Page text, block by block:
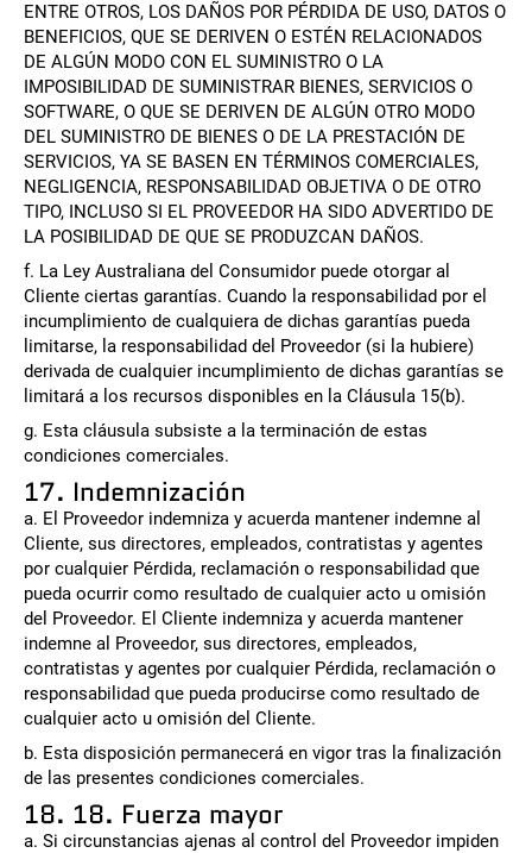
ENTRE OTROS, LOS DAÑOS POR PÉRDIDA DE USO, DATOS O
BENEFICIOS, QUE SE DERIVEN O ESTÉN RELACIONADOS
DE ALGÚN MODO CON EL SUMINISTRO O LA
IMPOSIBILIDAD DE SUMINISTRAR BIENES, SERVICIOS O
SOFTWARE, O QUE SE DERIVEN DE ALGÚN OTRO MODO
DEL SUMINISTRO DE BIENES O DE LA PRESTACIÓN DE
SERVICIOS, YA SE BASEN EN TÉRMINOS COMERCIALES,
NEGLIGENCIA, RESPONSABILIDAD OBJETIVA O DE OTRO
TIPO, INCLUSO SI EL PROVEEDOR HA SIDO ADVERTIDO DE
LA POSIBILIDAD DE QUE SE PRODUZCAN DAÑOS.
f. La Ley Australiana del Consumidor puede otorgar al
Cliente ciertas garantías. Cuando la responsabilidad por el
incumplimiento de cualquiera de dichas garantías pueda
limitarse, la responsabilidad del Proveedor (si la hubiere)
derivada de cualquier incumplimiento de dichas garantías se
limitará a los recursos disponibles en la Cláusula 15(b).
g. Esta cláusula subsiste a la terminación de estas
condiciones comerciales.
17. Indemnización
a. El Proveedor indemniza y acuerda mantener indemne al
Cliente, sus directores, empleados, contratistas y agentes
por cualquier Pérdida, reclamación o responsabilidad que
pueda ocurrir como resultado de cualquier acto u omisión
del Proveedor. El Cliente indemniza y acuerda mantener
indemne al Proveedor, sus directores, empleados,
contratistas y agentes por cualquier Pérdida, reclamación o
responsabilidad que pueda producirse como resultado de
cualquier acto u omisión del Cliente.
b. Esta disposición permanecerá en vigor tras la finalización
de las presentes condiciones comerciales.
18. 18. Fuerza mayor
a. Si circunstancias ajenas al control del Proveedor impiden